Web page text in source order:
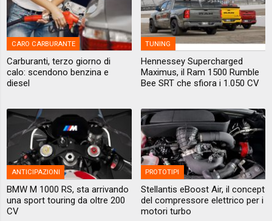
CARO CARBURANTE
Carburanti, terzo giorno di
calo: scendono benzina e
diesel
TUNING
Hennessey Supercharged
Maximus, il Ram 1500 Rumble
Bee SRT che sfiora i 1.050 CV
ANTICIPAZIONI
BMW M 1000 RS, sta arrivando
una sport touring da oltre 200
CV
PROTOTIPI
Stellantis eBoost Air, il concept
del compressore elettrico per i
motori turbo